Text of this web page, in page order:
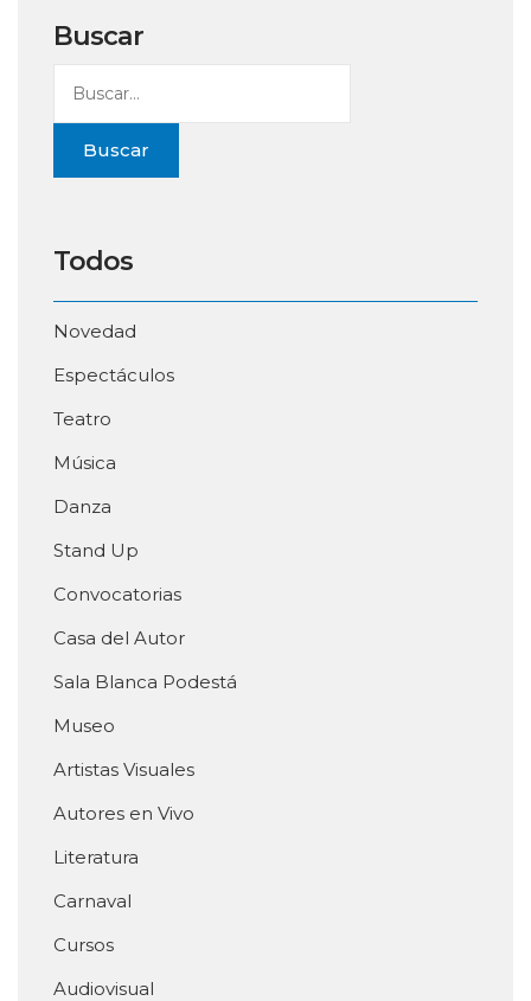
Buscar
Buscar
Todos
Novedad
Espectáculos
Teatro
Música
Danza
Stand Up
Convocatorias
Casa del Autor
Sala Blanca Podestá
Museo
Artistas Visuales
Autores en Vivo
Literatura
Carnaval
Cursos
Audiovisual